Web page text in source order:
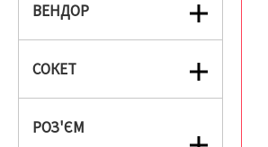
ВЕНДОР
СОКЕТ
РОЗ'ЄМ